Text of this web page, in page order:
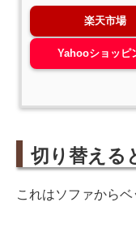
楽天市場
Yahooショッピ
切り替える
これはソファからベ